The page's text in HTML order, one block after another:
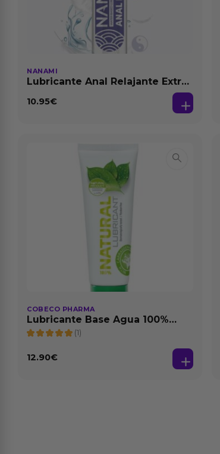
NANAMI
Lubricante Anal Relajante Extra
10.95€
COBECO PHARMA
Lubricante Base Agua 100%
Natural 125 ml
(1)
12.90€